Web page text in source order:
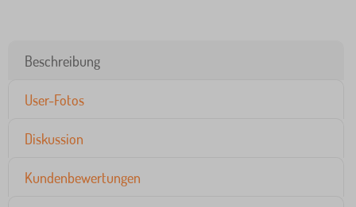
Beschreibung
User-Fotos
Diskussion
Kundenbewertungen